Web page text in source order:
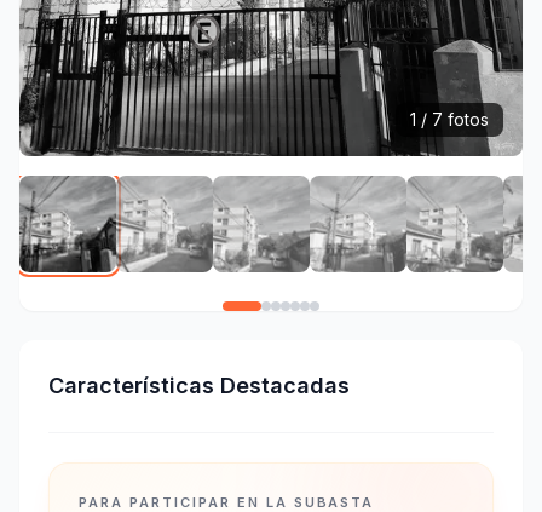
1 / 7 fotos
Características Destacadas
PARA PARTICIPAR EN LA SUBASTA